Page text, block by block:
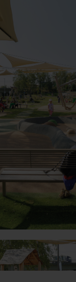
Poprzedni